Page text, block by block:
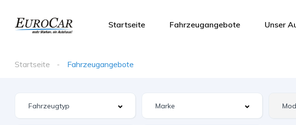
Startseite Fahrzeugangebote Unser
Startseite Fahrzeugangebote